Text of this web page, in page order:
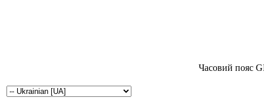
Часовий пояс